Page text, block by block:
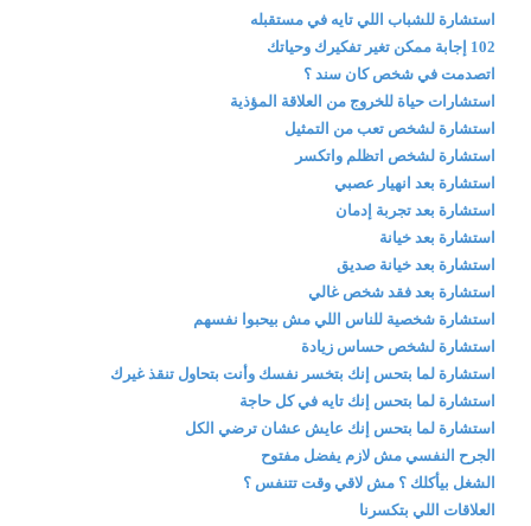
استشارة للشباب اللي تايه في مستقبله
102 إجابة ممكن تغير تفكيرك وحياتك
اتصدمت في شخص كان سند ؟
استشارات حياة للخروج من العلاقة المؤذية
استشارة لشخص تعب من التمثيل
استشارة لشخص اتظلم واتكسر
استشارة بعد انهيار عصبي
استشارة بعد تجربة إدمان
استشارة بعد خيانة
استشارة بعد خيانة صديق
استشارة بعد فقد شخص غالي
استشارة شخصية للناس اللي مش بيحبوا نفسهم
استشارة لشخص حساس زيادة
استشارة لما بتحس إنك بتخسر نفسك وأنت بتحاول تنقذ غيرك
استشارة لما بتحس إنك تايه في كل حاجة
استشارة لما بتحس إنك عايش عشان ترضي الكل
الجرح النفسي مش لازم يفضل مفتوح
الشغل بيأكلك ؟ مش لاقي وقت تتنفس ؟
العلاقات اللي بتكسرنا